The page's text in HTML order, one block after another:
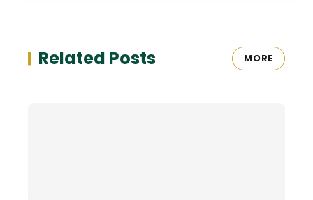
Related Posts MORE